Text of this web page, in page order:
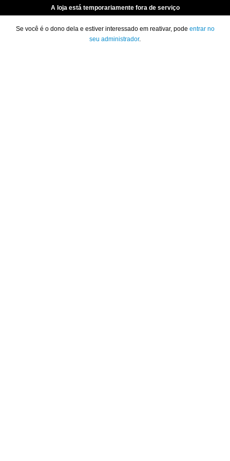
A loja está temporariamente fora de serviço
Se você é o dono dela e estiver interessado em reativar, pode entrar no
seu administrador.